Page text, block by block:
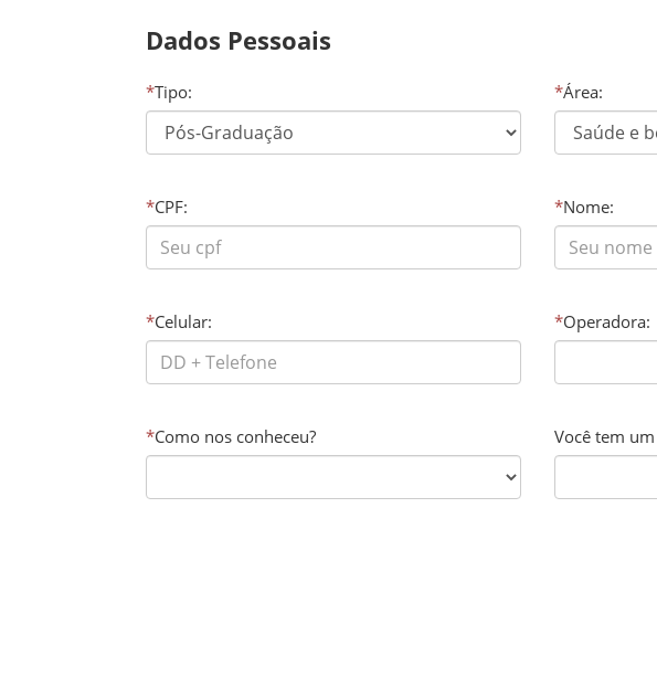
Dados Pessoais
*Tipo: *Área:
*CPF: *Nome:
*Celular: *Operadora:
*Como nos conheceu? Você tem